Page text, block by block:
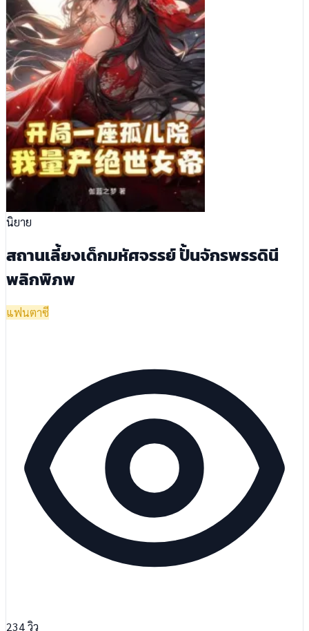
นิยาย
สถานเลี้ยงเด็กมหัศจรรย์ ปั้นจักรพรรดินี
พลิกพิภพ
แฟนตาซี
234วิว